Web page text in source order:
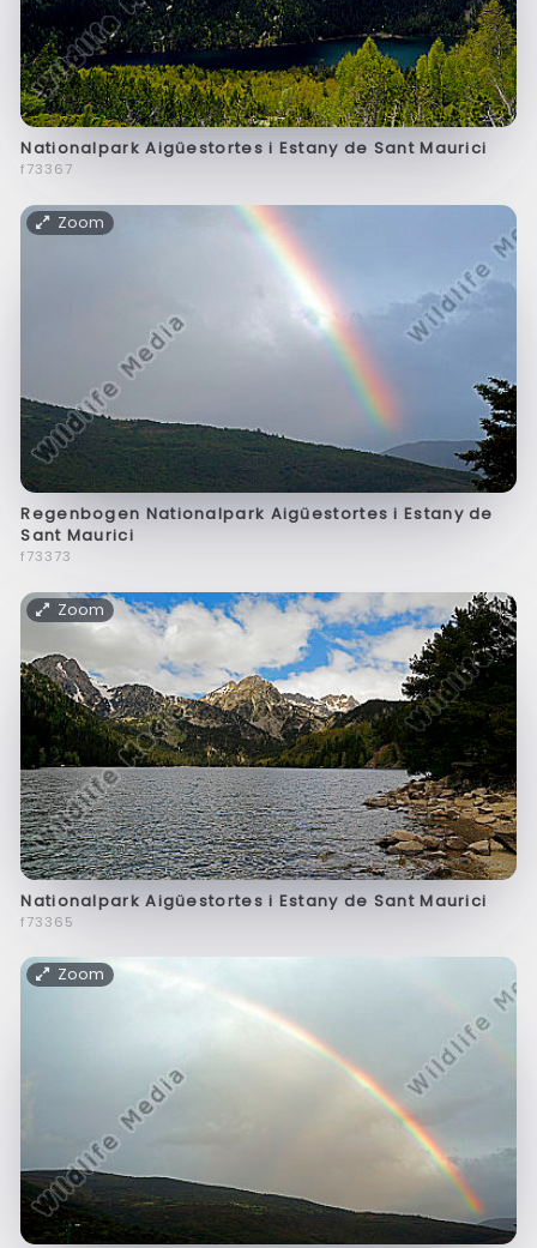
Nationalpark Aigüestortes i Estany de Sant Maurici
f73367
Zoom
Regenbogen Nationalpark Aigüestortes i Estany de
Sant Maurici
f73373
Zoom
Nationalpark Aigüestortes i Estany de Sant Maurici
f73365
Zoom